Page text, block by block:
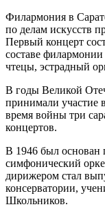
Филармония в
по делам искусств
Первый концерт
составе
чтецы, эстрадный
В годы Великой
принимали участие
время войны три
концертов.
В 1946 был основан
симфонический
дирижером стал
консерватории,
Школьников.